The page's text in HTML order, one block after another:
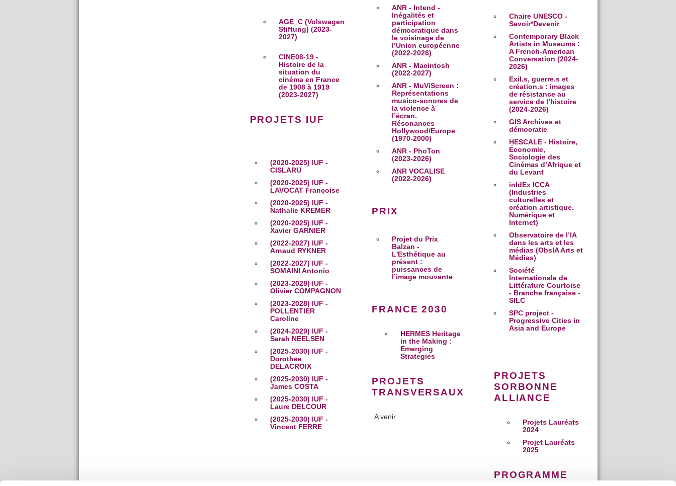
AGE_C (Volswagen
Stiftung) (2023-
2027)
CINE08-19 -
Histoire de la
situation du
cinéma en France
de 1908 à 1919
(2023-2027)
PROJETS IUF
(2020-2025) IUF -
CISLARU
(2020-2025) IUF -
LAVOCAT Françoise
(2020-2025) IUF -
Nathalie KREMER
(2020-2025) IUF -
Xavier GARNIER
(2022-2027) IUF -
Arnaud RYKNER
(2022-2027) IUF -
SOMAINI Antonio
(2023-2028) IUF -
Olivier COMPAGNON
(2023-2028) IUF -
POLLENTIER
Caroline
(2024-2029) IUF -
Sarah NEELSEN
(2025-2030) IUF -
Dorothee
DELACROIX
(2025-2030) IUF -
James COSTA
(2025-2030) IUF -
Laure DELCOUR
(2025-2030) IUF -
Vincent FERRE
ANR - Intend -
Inégalités et
participation
démocratique dans
le voisinage de
l’Union européenne
(2022-2026)
ANR - Macintosh
(2022-2027)
ANR - MuViScreen :
Représentations
musico-sonores de
la violence à
l’écran.
Résonances
Hollywood/Europe
(1970-2000)
ANR - PhoTon
(2023-2026)
ANR VOCALISE
(2022-2026)
PRIX
Projet du Prix
Balzan -
L'Esthétique au
présent :
puissances de
l’image mouvante
FRANCE 2030
HERMES Heritage
in the Making :
Emerging
Strategies
PROJETS
TRANSVERSAUX
A venir
Chaire UNESCO -
Savoir*Devenir
Contemporary Black
Artists in Museums :
A French-American
Conversation (2024-
2026)
Exil.s, guerre.s et
création.s : images
de résistance au
service de l’histoire
(2024-2026)
GIS Archives et
démocratie
HESCALE - Histoire,
Économie,
Sociologie des
Cinémas d’Afrique et
du Levant
inIdEx ICCA
(Industries
culturelles et
création artistique.
Numérique et
Internet)
Observatoire de l’IA
dans les arts et les
médias (ObsIA Arts et
Médias)
Société
Internationale de
Littérature Courtoise
- Branche française -
SILC
SPC project -
Progressive Cities in
Asia and Europe
PROJETS
SORBONNE
ALLIANCE
Projets Lauréats
2024
Projet Lauréats
2025
PROGRAMME